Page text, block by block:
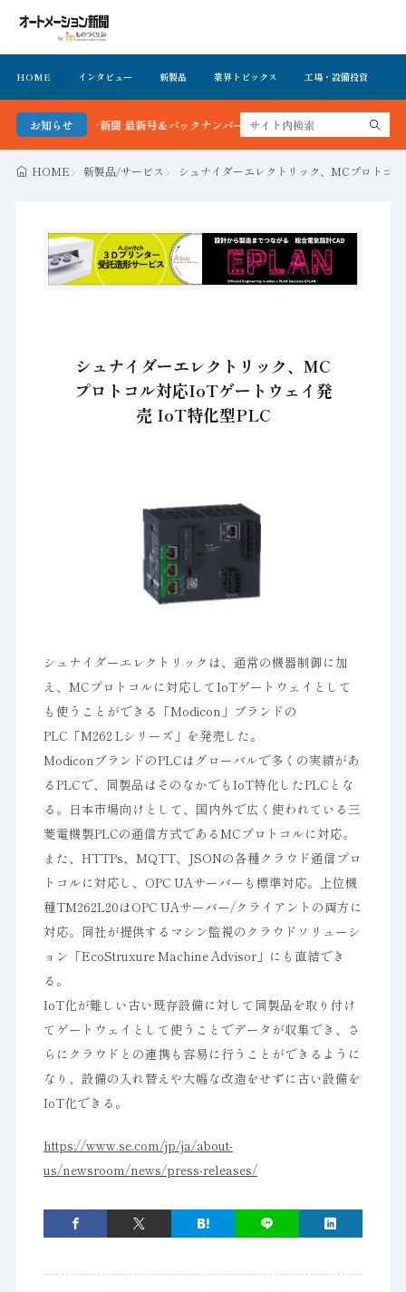
HOME インタビュー 新製品 業界トピックス 工場・設備投資
お知らせ
ーション新聞 最新号＆バックナンバーを無料で公開中 詳細はこちら
HOME 新製品/サービス シュナイダーエレクトリック、MCプロトコ
シュナイダーエレクトリック、MC
プロトコル対応IoTゲートウェイ発
売 IoT特化型PLC
シュナイダーエレクトリックは、通常の機器制御に加
え、MCプロトコルに対応してIoTゲートウェイとして
も使うことができる「Modicon」ブランドの
PLC「M262 Lシリーズ」を発売した。
ModiconブランドのPLCはグローバルで多くの実績があ
るPLCで、同製品はそのなかでもIoT特化したPLCとな
る。日本市場向けとして、国内外で広く使われている三
菱電機製PLCの通信方式であるMCプロトコルに対応。
また、HTTPs、MQTT、JSONの各種クラウド通信プロ
トコルに対応し、OPC UAサーバーも標準対応。上位機
種TM262L20はOPC UAサーバー/クライアントの両方に
対応。同社が提供するマシン監視のクラウドソリューシ
ョン「EcoStruxure Machine Advisor」にも直結でき
る。
IoT化が難しい古い既存設備に対して同製品を取り付け
てゲートウェイとして使うことでデータが収集でき、さ
らにクラウドとの連携も容易に行うことができるように
なり、設備の入れ替えや大幅な改造をせずに古い設備を
IoT化できる。
https://www.se.com/jp/ja/about-
us/newsroom/news/press-releases/